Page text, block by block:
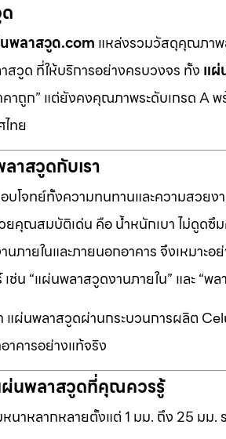
นพลาสวูด.com แหล่งรวมวัสดุคุณภาพ
วูด ที่ให้บริการอย่างครบวงจร ทั้ง แผ่
าถูก” แต่ยังคงคุณภาพระดับเกรด A
ทย
าสวูดกับเรา
โจทย์ทั้งความทนทานและความสวยง
ยคุณสมบัติเด่น คือ น้ำหนักเบา ไม่ดูด
นภายในและภายนอกอาคาร จึงเหมา
เช่น “แผ่นพลาสวูดงานภายใน” และ “
ผ่นพลาสวูดผ่านกระบวนการผลิต
าคารอย่างแท้จริง
นพลาสวูดที่คุณควรรู้
าหลากหลายตั้งแต่ 1 มม. ถึง 25 มม.